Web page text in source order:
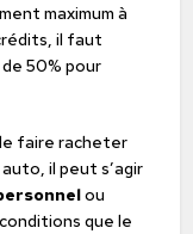
maximum à
il faut
50% pour
faire racheter
il peut s’agir
ou
que le